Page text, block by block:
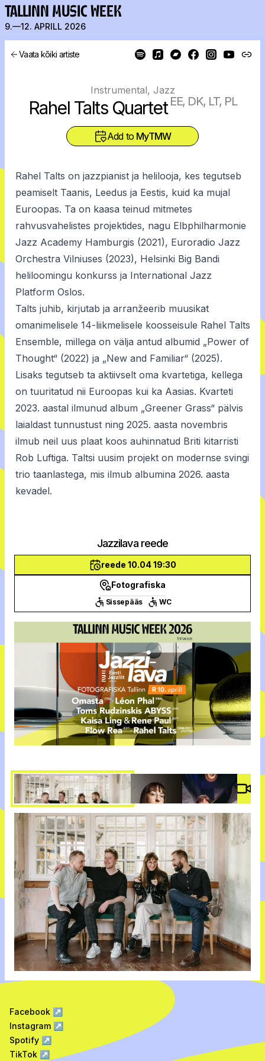
TALLINN MUSIC WEEK
9.—12. APRILL 2026
Vaata kõiki artiste
Instrumental, Jazz
Rahel Talts Quartet EE, DK, LT, PL
Add to MyTMW
Rahel Talts on jazzpianist ja helilooja, kes tegutseb
peamiselt Taanis, Leedus ja Eestis, kuid ka mujal
Euroopas. Ta on kaasa teinud mitmetes
rahvusvahelistes projektides, nagu Elbphilharmonie
Jazz Academy Hamburgis (2021), Euroradio Jazz
Orchestra Vilniuses (2023), Helsinki Big Bandi
heliloomingu konkurss ja International Jazz
Platform Oslos.
Talts juhib, kirjutab ja arranžeerib muusikat
omanimelisele 14-liikmelisele koosseisule Rahel Talts
Ensemble, millega on välja antud albumid „Power of
Thought“ (2022) ja „New and Familiar“ (2025).
Lisaks tegutseb ta aktiivselt oma kvartetiga, kellega
on tuuritatud nii Euroopas kui ka Aasias. Kvarteti
2023. aastal ilmunud album „Greener Grass“ pälvis
laialdast tunnustust ning 2025. aasta novembris
ilmub neil uus plaat koos auhinnatud Briti kitarristi
Rob Luftiga. Taltsi uusim projekt on modernse svingi
trio taanlastega, mis ilmub albumina 2026. aasta
kevadel.
Jazzilava reede
reede 10.04 19:30
Fotografiska
Sissepääs WC
Facebook ↗
Instagram ↗
Spotify ↗
TikTok ↗